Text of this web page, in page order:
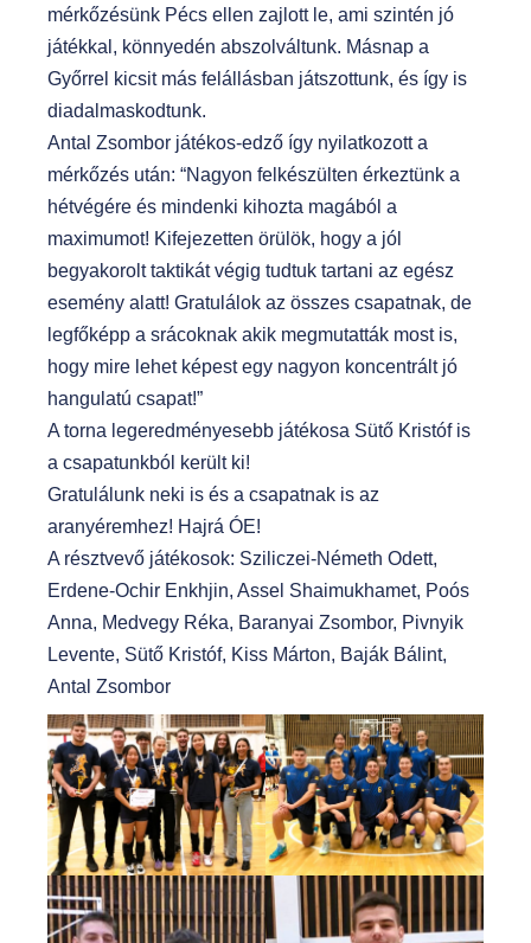
mérkőzésünk Pécs ellen zajlott le, ami szintén jó
játékkal, könnyedén abszolváltunk. Másnap a
Győrrel kicsit más felállásban játszottunk, és így is
diadalmaskodtunk.
Antal Zsombor játékos-edző így nyilatkozott a
mérkőzés után: “Nagyon felkészülten érkeztünk a
hétvégére és mindenki kihozta magából a
maximumot! Kifejezetten örülök, hogy a jól
begyakorolt taktikát végig tudtuk tartani az egész
esemény alatt! Gratulálok az összes csapatnak, de
legfőképp a srácoknak akik megmutatták most is,
hogy mire lehet képest egy nagyon koncentrált jó
hangulatú csapat!”
A torna legeredményesebb játékosa Sütő Kristóf is
a csapatunkból került ki!
Gratulálunk neki is és a csapatnak is az
aranyéremhez! Hajrá ÓE!
A résztvevő játékosok: Sziliczei-Németh Odett,
Erdene-Ochir Enkhjin, Assel Shaimukhamet, Poós
Anna, Medvegy Réka, Baranyai Zsombor, Pivnyik
Levente, Sütő Kristóf, Kiss Márton, Baják Bálint,
Antal Zsombor